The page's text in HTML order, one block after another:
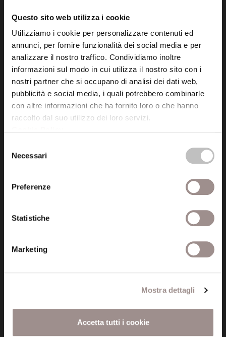
Questo sito web utilizza i cookie
Utilizziamo i cookie per personalizzare contenuti ed
annunci, per fornire funzionalità dei social media e per
analizzare il nostro traffico. Condividiamo inoltre
informazioni sul modo in cui utilizza il nostro sito con i
nostri partner che si occupano di analisi dei dati web,
pubblicità e social media, i quali potrebbero combinarle
con altre informazioni che ha fornito loro o che hanno
raccolto dal suo utilizzo dei loro servizi.
delNecessari
Preferenze
Statistiche
Marketing
Mostra dettagli
Accetta tutti i cookie
Fondazione Collegio San Carlo
Via San Carlo 5
41121 Modena (MO)
P.I. 00641060363
tel. 059.421211
info@fondazionesancarlo.it
fondazionecollegiosancarlo@legalmail.it